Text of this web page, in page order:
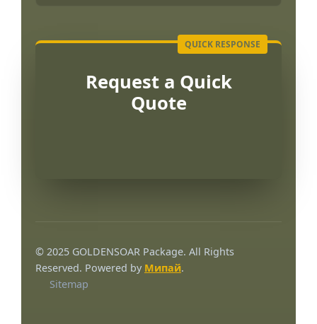
Request a Quick
Quote
© 2025 GOLDENSOAR Package. All Rights
Reserved. Powered by Мипай.
Sitemap